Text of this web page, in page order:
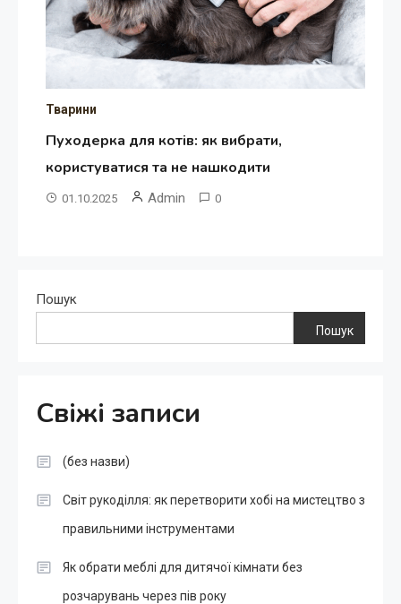
Тварини
Пуходерка для котів: як вибрати,
користуватися та не нашкодити
01.10.2025 Admin 0
Пошук
Пошук
Свіжі записи
(без назви)
Світ рукоділля: як перетворити хобі на мистецтво з
правильними інструментами
Як обрати меблі для дитячої кімнати без
розчарувань через пів року